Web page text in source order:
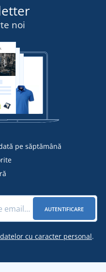
noi
pe săptămână
AUTENTIFICARE
cu caracter personal.